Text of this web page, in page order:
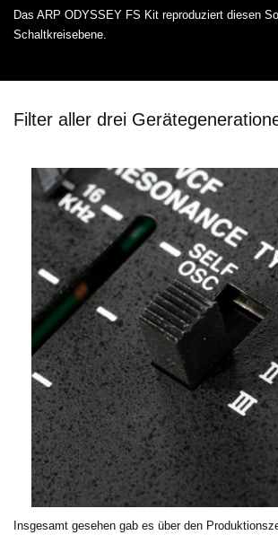
Das ARP ODYSSEY FS Kit reproduziert diesen
Schaltkreisebene.
Filter aller drei
Insgesamt gesehen gab es über den